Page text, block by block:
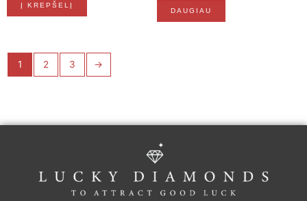
Į KREPŠELĮ
DAUGIAU
1 2 3 →